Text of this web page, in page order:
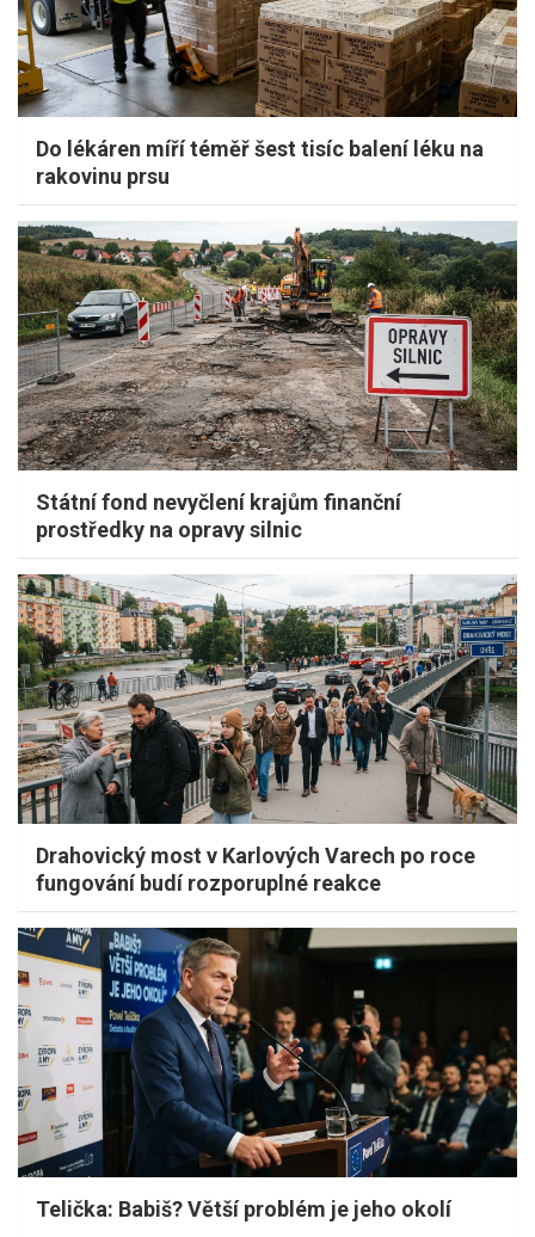
Do lékáren míří téměř šest tisíc balení léku na
rakovinu prsu
Státní fond nevyčlení krajům finanční
prostředky na opravy silnic
Drahovický most v Karlových Varech po roce
fungování budí rozporuplné reakce
Telička: Babiš? Větší problém je jeho okolí